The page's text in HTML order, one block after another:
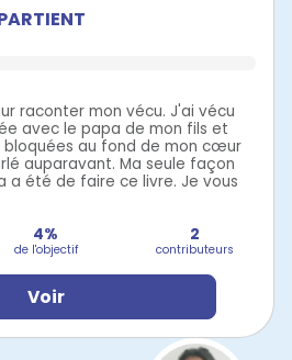
raconter mon vécu. J'ai vécu
avec le papa de mon fils et
bloquées au fond de mon cœur
auparavant. Ma seule façon
a été de faire ce livre. Je vous
4%
de l'objectif
2
contributeurs
Voir